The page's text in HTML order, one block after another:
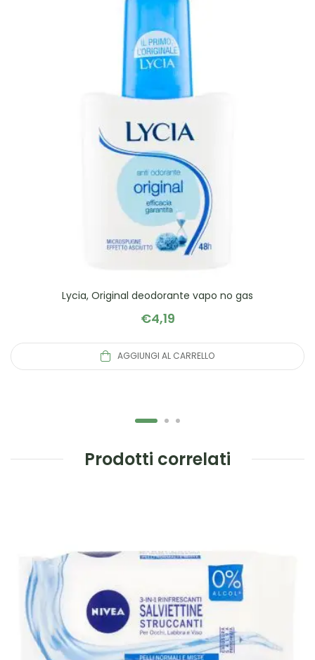
Lycia, Original deodorante vapo no gas
€4,19
AGGIUNGI AL CARRELLO
Prodotti correlati